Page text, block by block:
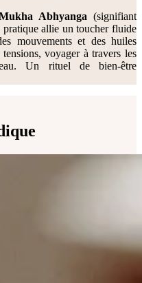
Abhyanga (signifiant
pratique allie un toucher fluide
mouvements et des huiles
voyager à travers les
Un rituel de bien-être